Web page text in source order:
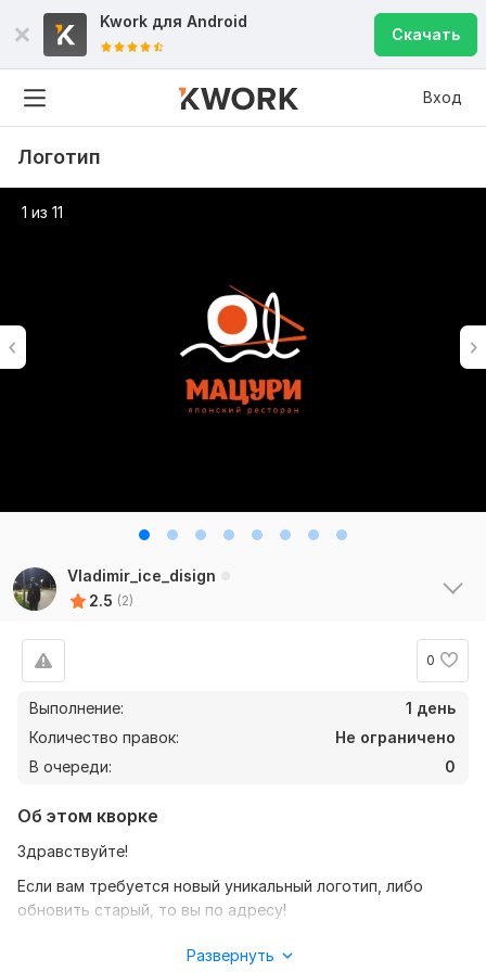
Kwork для Android
Скачать
Вход
Логотип
1 из 11
Vladimir_ice_disign
2.5 (2)
0
Выполнение:
1 день
Количество правок:
Не ограничено
В очереди:
0
Об этом кворке
Здравствуйте!
Если вам требуется новый уникальный логотип, либо
обновить старый, то вы по адресу!
Развернуть